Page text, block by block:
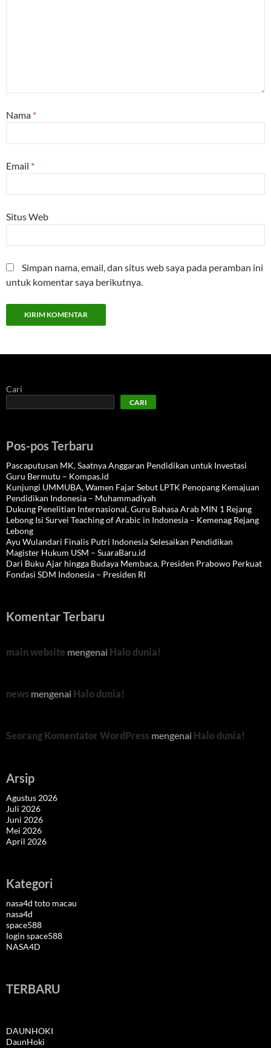
Nama *
Email *
Situs Web
Simpan nama, email, dan situs web saya pada peramban ini
untuk komentar saya berikutnya.
Cari
CARI
Pos-pos Terbaru
Pascaputusan MK, Saatnya Anggaran Pendidikan untuk Investasi
Guru Bermutu – Kompas.id
Kunjungi UMMUBA, Wamen Fajar Sebut LPTK Penopang Kemajuan
Pendidikan Indonesia – Muhammadiyah
Dukung Penelitian Internasional, Guru Bahasa Arab MIN 1 Rejang
Lebong Isi Survei Teaching of Arabic in Indonesia – Kemenag Rejang
Lebong
Ayu Wulandari Finalis Putri Indonesia Selesaikan Pendidikan
Magister Hukum USM – SuaraBaru.id
Dari Buku Ajar hingga Budaya Membaca, Presiden Prabowo Perkuat
Fondasi SDM Indonesia – Presiden RI
Komentar Terbaru
main website mengenai Halo dunia!
news mengenai Halo dunia!
Seorang Komentator WordPress mengenai Halo dunia!
Arsip
Agustus 2026
Juli 2026
Juni 2026
Mei 2026
April 2026
Kategori
nasa4d toto macau
nasa4d
space588
login space588
NASA4D
TERBARU
DAUNHOKI
DaunHoki